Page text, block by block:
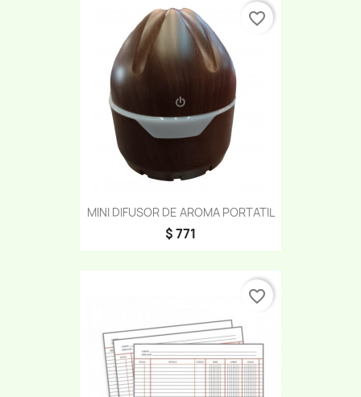
MINI DIFUSOR DE AROMA PORTATIL
$ 771
favorite_border
favorite_border